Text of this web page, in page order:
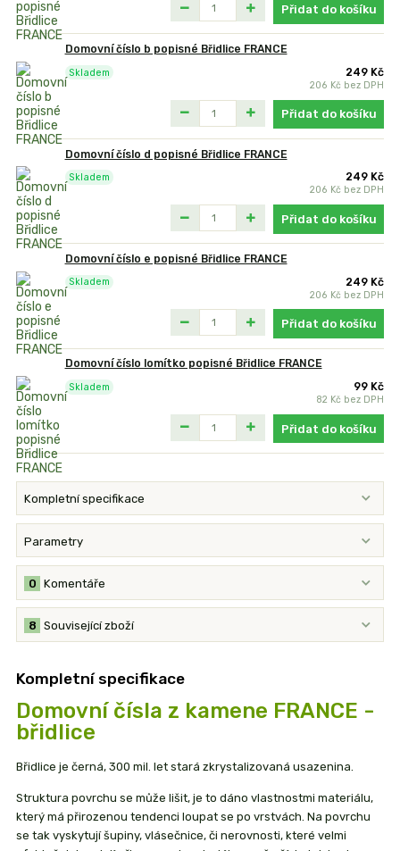
Přidat do košíku
Domovní číslo b popisné Břidlice FRANCE
249 Kč
206 Kč bez DPH
Skladem
Přidat do košíku
Domovní číslo d popisné Břidlice FRANCE
249 Kč
206 Kč bez DPH
Skladem
Přidat do košíku
Domovní číslo e popisné Břidlice FRANCE
249 Kč
206 Kč bez DPH
Skladem
Přidat do košíku
Domovní číslo lomítko popisné Břidlice FRANCE
99 Kč
82 Kč bez DPH
Skladem
Přidat do košíku
Kompletní specifikace
Parametry
Komentáře
0
Související zboží
8
Kompletní specifikace
Domovní čísla z kamene FRANCE -
břidlice
Břidlice je černá, 300 mil. let stará zkrystalizovaná usazenina.
Struktura povrchu se může lišit, je to dáno vlastnostmi materiálu,
který má přirozenou tendenci loupat se po vrstvách. Na povrchu
se tak vyskytují šupiny, vlásečnice, či nerovnosti, které velmi